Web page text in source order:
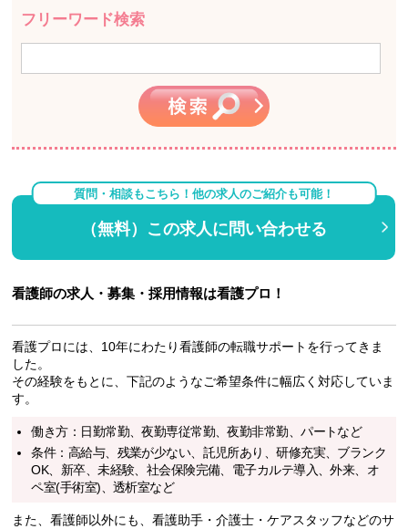
フリーワード検索
質問・相談もこちら！他の求人のご紹介も可能！
（無料）この求人に問い合わせる
看護師の求人・募集・採用情報は看護プロ！
看護プロには、10年にわたり看護師の転職サポートを行ってきま
した。
その経験をもとに、下記のようなご希望条件に幅広く対応していま
す。
働き方：日勤常勤、夜勤専従常勤、夜勤非常勤、パートなど
条件：高給与、残業が少ない、託児所あり、研修充実、ブランク
OK、新卒、未経験、社会保険完備、電子カルテ導入、外来、オ
ペ室(手術室)、透析室など
また、看護師以外にも、看護助手・介護士・ケアスタッフなどのサ